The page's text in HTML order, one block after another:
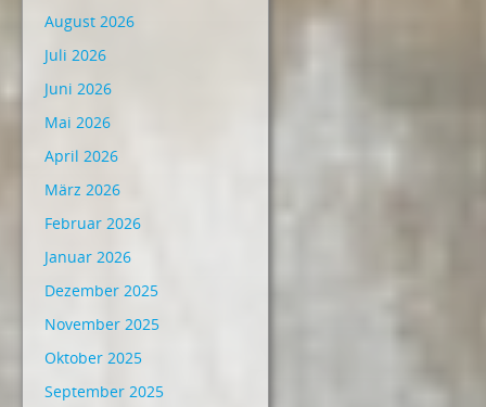
August 2026
Juli 2026
Juni 2026
Mai 2026
April 2026
März 2026
Februar 2026
Januar 2026
Dezember 2025
November 2025
Oktober 2025
September 2025